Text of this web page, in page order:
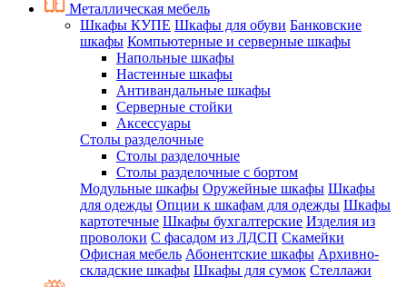
Металлическая мебель
Шкафы КУПЕ Шкафы для обуви Банковские
шкафы Компьютерные и серверные шкафы
Напольные шкафы
Настенные шкафы
Антивандальные шкафы
Серверные стойки
Аксессуары
Столы разделочные
Столы разделочные
Столы разделочные с бортом
Модульные шкафы Оружейные шкафы Шкафы
для одежды Опции к шкафам для одежды Шкафы
картотечные Шкафы бухгалтерские Изделия из
проволоки С фасадом из ЛДСП Скамейки
Офисная мебель Абонентские шкафы Архивно-
складские шкафы Шкафы для сумок Стеллажи